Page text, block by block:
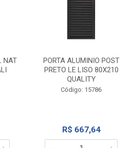
NAT
PORTA ALUMINIO POST
PRETO LE LISO 80X210
QUALITY
Código: 15786
R$ 667,64